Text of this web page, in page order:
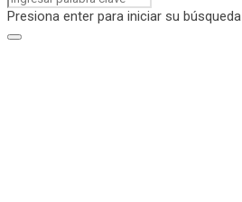
Presiona enter para iniciar su búsqueda